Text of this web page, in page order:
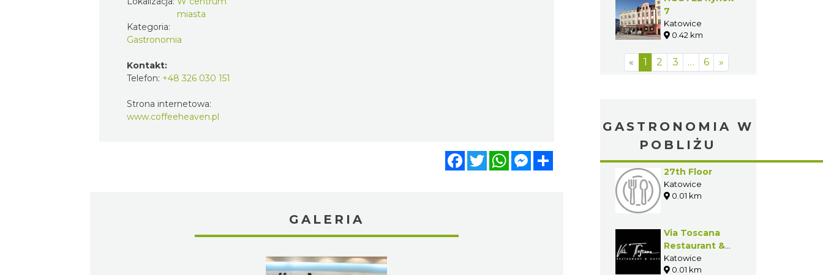
miasta
Kategoria:
Gastronomia
Kontakt:
Telefon: +48 326 030 151
Strona internetowa:
www.coffeeheaven.pl
FacebookTwitterWhatsAppMessenger
GALERIA
7
Katowice
0.42 km
« 1 2 3 … 6 »
GASTRONOMIA W
POBLIŻU
27th Floor
Katowice
0.01 km
Via Toscana
Restaurant &
Cafe (ALTUS)
Katowice
0.01 km